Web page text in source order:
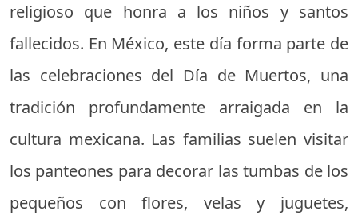
religioso que honra a los niños y santos
fallecidos. En México, este día forma parte de
las celebraciones del Día de Muertos, una
tradición profundamente arraigada en la
cultura mexicana. Las familias suelen visitar
los panteones para decorar las tumbas de los
pequeños con flores, velas y juguetes,